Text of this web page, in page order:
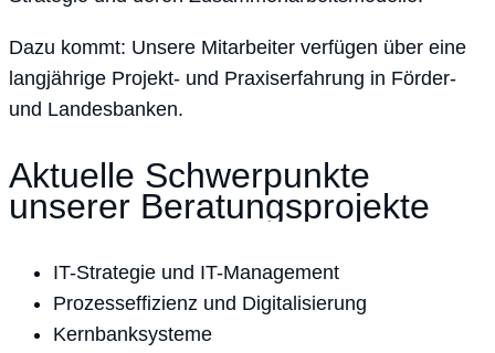
Dazu kommt: Unsere Mitarbeiter verfügen über eine
langjährige Projekt- und Praxiserfahrung in Förder-
und Landesbanken.
Aktuelle Schwerpunkte
unserer Beratungsprojekte
IT-Strategie und IT-Management
Prozesseffizienz und Digitalisierung
Kernbanksysteme